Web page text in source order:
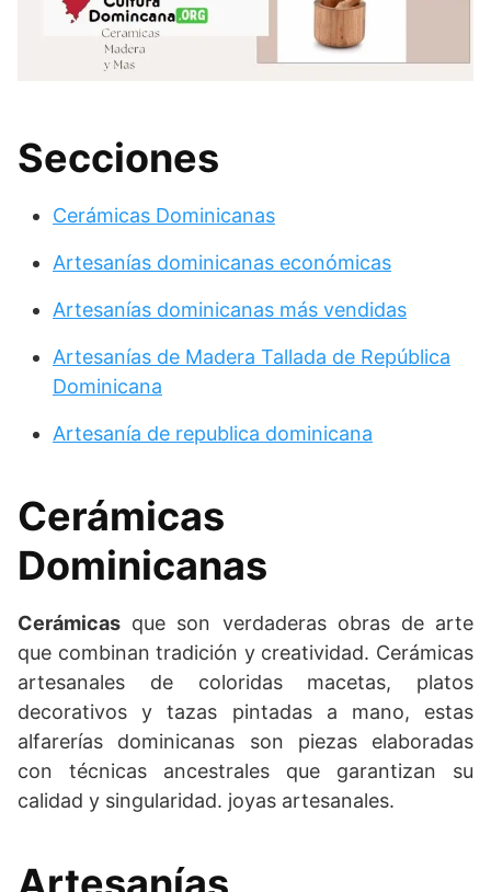
Secciones
Cerámicas Dominicanas
Artesanías dominicanas económicas
Artesanías dominicanas más vendidas
Artesanías de Madera Tallada de República
Dominicana
Artesanía de republica dominicana
Cerámicas
Dominicanas
Cerámicas que son verdaderas obras de arte
que combinan tradición y creatividad. Cerámicas
artesanales de coloridas macetas, platos
decorativos y tazas pintadas a mano, estas
alfarerías dominicanas son piezas elaboradas
con técnicas ancestrales que garantizan su
calidad y singularidad. joyas artesanales.